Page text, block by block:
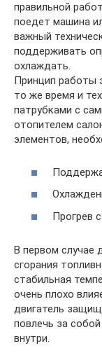
правильной
поедет машина
важный
поддерживать
охлаждать.
Принцип работы
то же время и
патрубками с
отопителем
элементов,
Прогрев
В первом случае
сгорания
стабильная
очень плохо
двигатель
повлечь за
внутри.